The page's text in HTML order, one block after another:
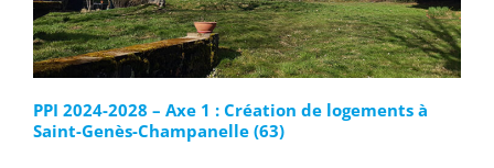
PPI 2024-2028 – Axe 1 : Création de logements à
Saint-Genès-Champanelle (63)